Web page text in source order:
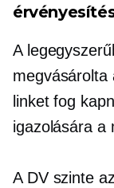
A
megvásárolta
linket fog
igazolására a
A DV szinte